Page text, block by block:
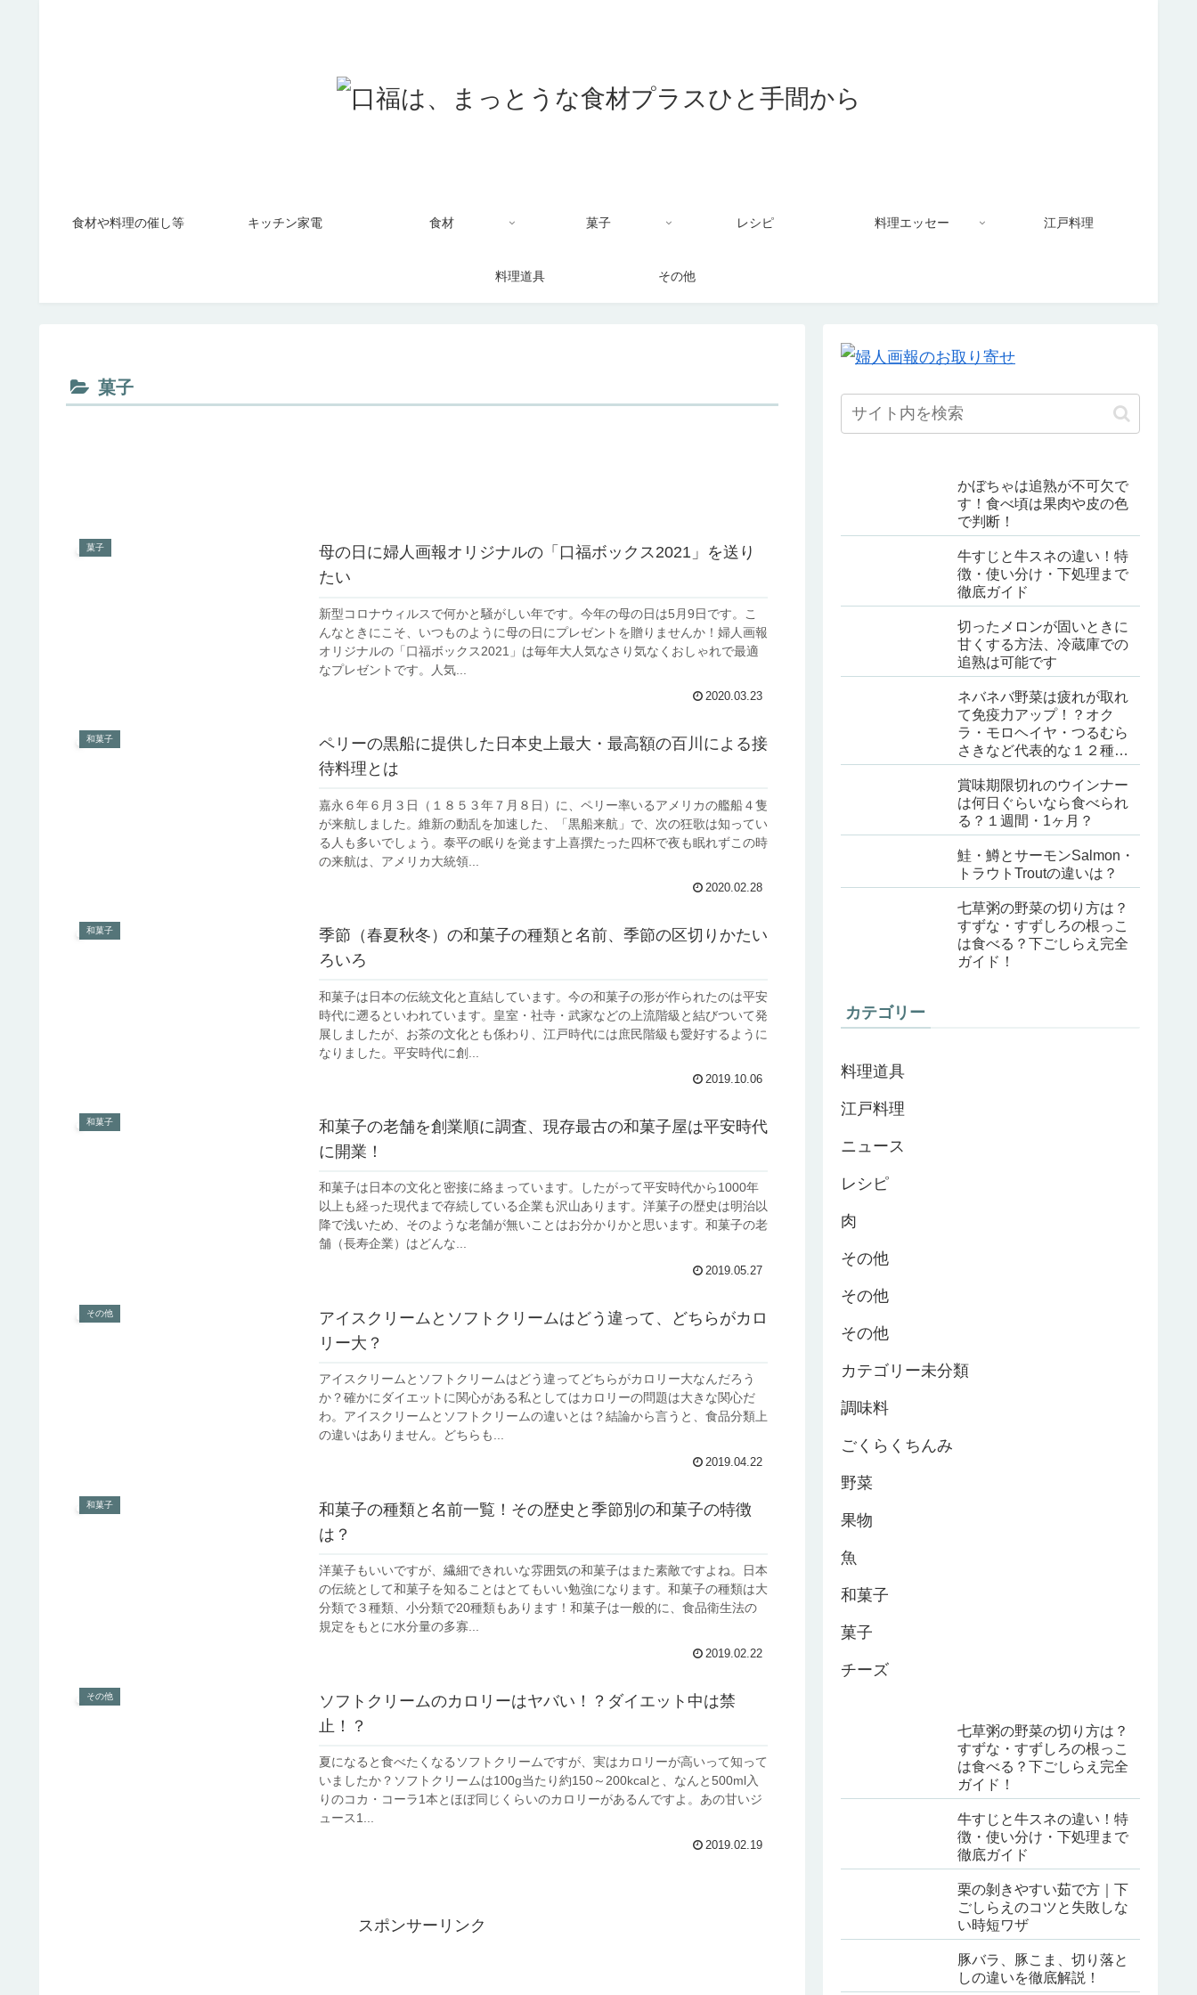
食材や料理の催し等 キッチン家電 食材 菓子 レシピ 料理エッセー 江戸料理
料理道具 その他
菓子
菓子
母の日に婦人画報オリジナルの「口福ボックス2021」を送り
たい
新型コロナウィルスで何かと騒がしい年です。今年の母の日は5月9日です。こ
んなときにこそ、いつものように母の日にプレゼントを贈りませんか！婦人画報
オリジナルの「口福ボックス2021」は毎年大人気なさり気なくおしゃれで最適
なプレゼントです。人気...
2020.03.23
和菓子
ペリーの黒船に提供した日本史上最大・最高額の百川による接
待料理とは
嘉永６年６月３日（１８５３年７月８日）に、ペリー率いるアメリカの艦船４隻
が来航しました。維新の動乱を加速した、「黒船来航」で、次の狂歌は知ってい
る人も多いでしょう。泰平の眠りを覚ます上喜撰たった四杯で夜も眠れずこの時
の来航は、アメリカ大統領...
2020.02.28
和菓子
季節（春夏秋冬）の和菓子の種類と名前、季節の区切りかたい
ろいろ
和菓子は日本の伝統文化と直結しています。今の和菓子の形が作られたのは平安
時代に遡るといわれています。皇室・社寺・武家などの上流階級と結びついて発
展しましたが、お茶の文化とも係わり、江戸時代には庶民階級も愛好するように
なりました。平安時代に創...
2019.10.06
和菓子
和菓子の老舗を創業順に調査、現存最古の和菓子屋は平安時代
に開業！
和菓子は日本の文化と密接に絡まっています。したがって平安時代から1000年
以上も経った現代まで存続している企業も沢山あります。洋菓子の歴史は明治以
降で浅いため、そのような老舗が無いことはお分かりかと思います。和菓子の老
舗（長寿企業）はどんな...
2019.05.27
その他
アイスクリームとソフトクリームはどう違って、どちらがカロ
リー大？
アイスクリームとソフトクリームはどう違ってどちらがカロリー大なんだろう
か？確かにダイエットに関心がある私としてはカロリーの問題は大きな関心だ
わ。アイスクリームとソフトクリームの違いとは？結論から言うと、食品分類上
の違いはありません。どちらも...
2019.04.22
和菓子
和菓子の種類と名前一覧！その歴史と季節別の和菓子の特徴
は？
洋菓子もいいですが、繊細できれいな雰囲気の和菓子はまた素敵ですよね。日本
の伝統として和菓子を知ることはとてもいい勉強になります。和菓子の種類は大
分類で３種類、小分類で20種類もあります！和菓子は一般的に、食品衛生法の
規定をもとに水分量の多寡...
2019.02.22
その他
ソフトクリームのカロリーはヤバい！？ダイエット中は禁
止！？
夏になると食べたくなるソフトクリームですが、実はカロリーが高いって知って
いましたか？ソフトクリームは100g当たり約150～200kcalと、なんと500ml入
りのコカ・コーラ1本とほぼ同じくらいのカロリーがあるんですよ。あの甘いジ
ュース1...
2019.02.19
スポンサーリンク
かぼちゃは追熟が不可欠で
す！食べ頃は果肉や皮の色
で判断！
牛すじと牛スネの違い！特
徴・使い分け・下処理まで
徹底ガイド
切ったメロンが固いときに
甘くする方法、冷蔵庫での
追熟は可能です
ネバネバ野菜は疲れが取れ
て免疫力アップ！？オク
ラ・モロヘイヤ・つるむら
さきなど代表的な１２種類
を紹介
賞味期限切れのウインナー
は何日ぐらいなら食べられ
る？１週間・1ヶ月？
鮭・鱒とサーモンSalmon・
トラウトTroutの違いは？
七草粥の野菜の切り方は？
すずな・すずしろの根っこ
は食べる？下ごしらえ完全
ガイド！
カテゴリー
料理道具
江戸料理
ニュース
レシピ
肉
その他
その他
その他
カテゴリー未分類
調味料
ごくらくちんみ
野菜
果物
魚
和菓子
菓子
チーズ
七草粥の野菜の切り方は？
すずな・すずしろの根っこ
は食べる？下ごしらえ完全
ガイド！
牛すじと牛スネの違い！特
徴・使い分け・下処理まで
徹底ガイド
栗の剝きやすい茹で方｜下
ごしらえのコツと失敗しな
い時短ワザ
豚バラ、豚こま、切り落と
しの違いを徹底解説！